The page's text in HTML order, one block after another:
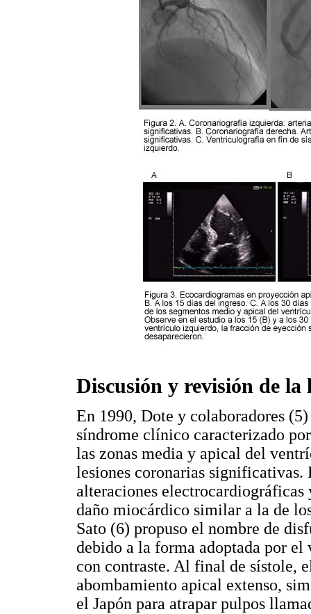
Discusión y revisión de
En 1990, Dote y colaboradores
síndrome clínico caracterizado
las zonas media y apical del
lesiones coronarias significativas.
alteraciones electrocardiográficas
daño miocárdico similar a la de
Sato (6) propuso el nombre de
debido a la forma adoptada por
con contraste. Al final de sístole,
abombamiento apical extenso,
el Japón para atrapar pulpos